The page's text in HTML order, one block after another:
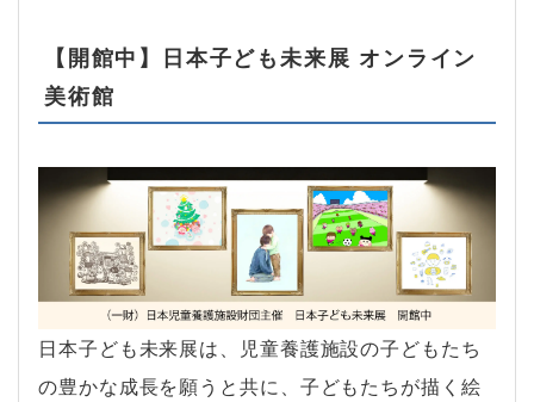
【開館中】日本子ども未来展 オンライン
美術館
日本子ども未来展は、児童養護施設の子どもたち
の豊かな成長を願うと共に、子どもたちが描く絵